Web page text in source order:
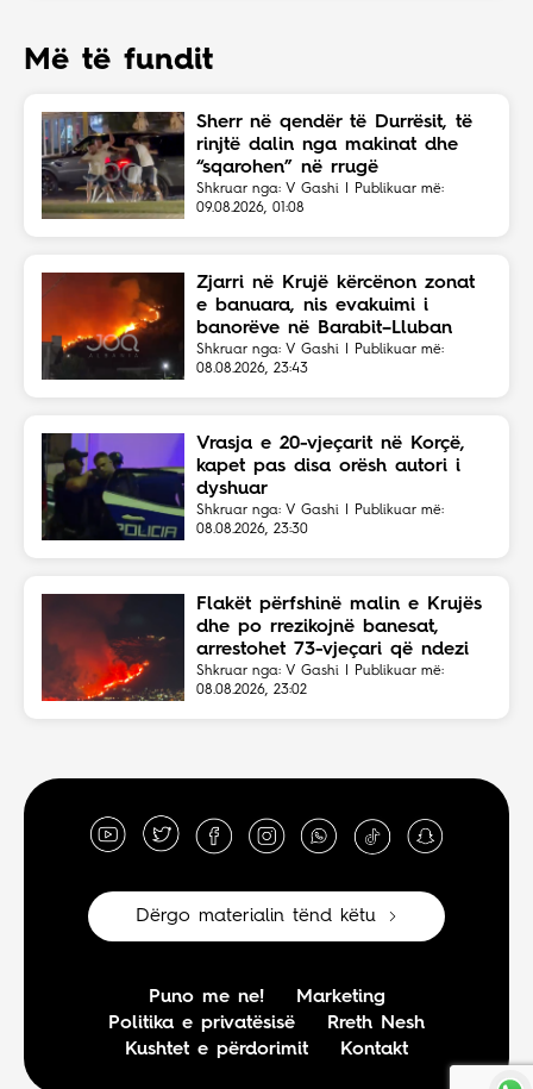
Më të fundit
Sherr në qendër të Durrësit, të
rinjtë dalin nga makinat dhe
“sqarohen” në rrugë
Shkruar nga: V Gashi | Publikuar më:
09.08.2026, 01:08
Zjarri në Krujë kërcënon zonat
e banuara, nis evakuimi i
banorëve në Barabit–Lluban
Shkruar nga: V Gashi | Publikuar më:
08.08.2026, 23:43
Vrasja e 20-vjeçarit në Korçë,
kapet pas disa orësh autori i
dyshuar
Shkruar nga: V Gashi | Publikuar më:
08.08.2026, 23:30
Flakët përfshinë malin e Krujës
dhe po rrezikojnë banesat,
arrestohet 73-vjeçari që ndezi
zjarrin për të djegur barin
Shkruar nga: V Gashi | Publikuar më:
08.08.2026, 23:02
Dërgo materialin tënd këtu
Puno me ne!
Marketing
Politika e privatësisë
Rreth Nesh
Kushtet e përdorimit
Kontakt